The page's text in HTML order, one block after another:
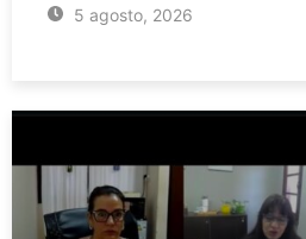
5 agosto, 2026